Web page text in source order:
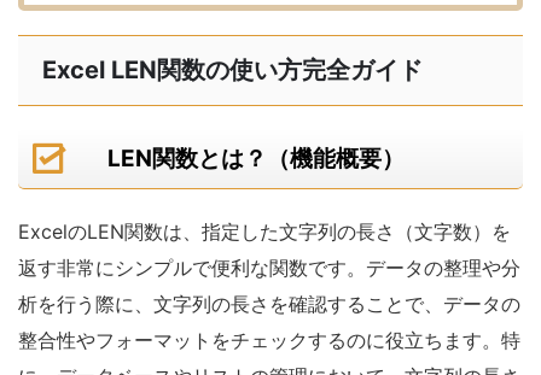
Excel LEN関数の使い方完全ガイド
LEN関数とは？（機能概要）
ExcelのLEN関数は、指定した文字列の長さ（文字数）を
返す非常にシンプルで便利な関数です。データの整理や分
析を行う際に、文字列の長さを確認することで、データの
整合性やフォーマットをチェックするのに役立ちます。特